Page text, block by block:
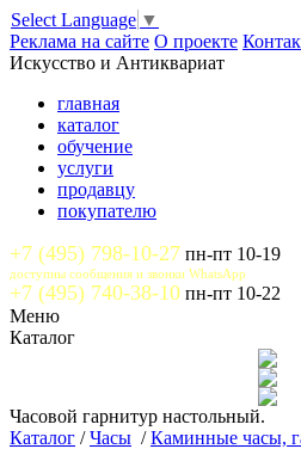
Select Language ▼
Реклама на сайте О проекте
Искусство и Антиквариат
главная
каталог
обучение
услуги
продавцу
покупателю
+7 (495) 798-10-27 пн-пт 10-19
доступны сообщения и звонки WhatsApp
+7 (495) 740-38-10 пн-пт 10-22
Меню
Каталог
Часовой гарнитур настольный.
Каталог /Часы /Каминные часы,